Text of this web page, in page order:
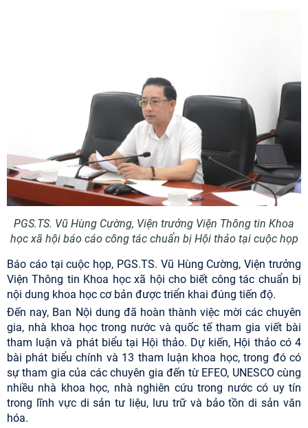
PGS.TS. Vũ Hùng Cường, Viện trưởng Viện Thông tin Khoa
học xã hội báo cáo công tác chuẩn bị Hội thảo tại cuộc họp
Báo cáo tại cuộc họp, PGS.TS. Vũ Hùng Cường, Viện trưởng
Viện Thông tin Khoa học xã hội cho biết công tác chuẩn bị
nội dung khoa học cơ bản được triển khai đúng tiến độ.
Đến nay, Ban Nội dung đã hoàn thành việc mời các chuyên
gia, nhà khoa học trong nước và quốc tế tham gia viết bài
tham luận và phát biểu tại Hội thảo. Dự kiến, Hội thảo có 4
bài phát biểu chính và 13 tham luận khoa học, trong đó có
sự tham gia của các chuyên gia đến từ EFEO, UNESCO cùng
nhiều nhà khoa học, nhà nghiên cứu trong nước có uy tín
trong lĩnh vực di sản tư liệu, lưu trữ và bảo tồn di sản văn
hóa.